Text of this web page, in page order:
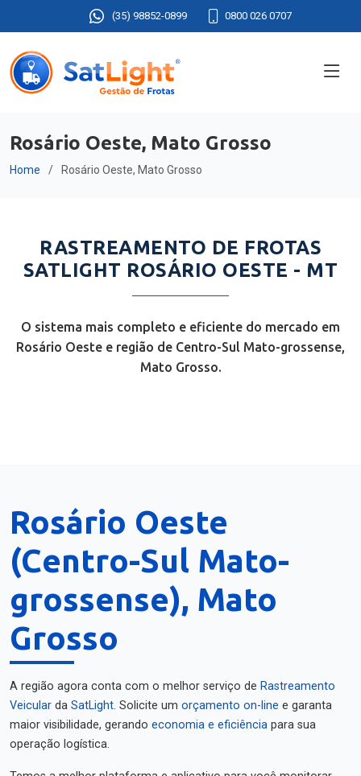
(35) 98852-0899 0800 026 0707
Rosário Oeste, Mato Grosso
Home Rosário Oeste, Mato Grosso
RASTREAMENTO DE FROTAS
SATLIGHT ROSÁRIO OESTE - MT
O sistema mais completo e eficiente do mercado em
Rosário Oeste e região de Centro-Sul Mato-grossense,
Mato Grosso.
Rosário Oeste
(Centro-Sul Mato-
grossense), Mato
Grosso
A região agora conta com o melhor serviço de Rastreamento
Veicular da SatLight. Solicite um orçamento on-line e garanta
maior visibilidade, gerando economia e eficiência para sua
operação logística.